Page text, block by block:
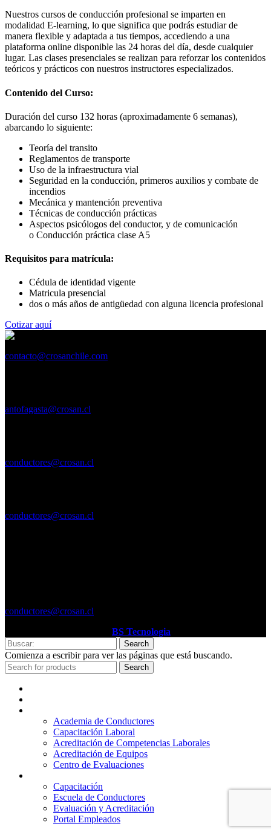
Nuestros cursos de conducción profesional se imparten en
modalidad E-learning, lo que significa que podrás estudiar de
manera flexible y adaptada a tus tiempos, accediendo a una
plataforma online disponible las 24 horas del día, desde cualquier
lugar. Las clases presenciales se realizan para reforzar los contenidos
teóricos y prácticos con nuestros instructores especializados.
Contenido del Curso:
Duración del curso 132 horas (aproximadamente 6 semanas),
abarcando lo siguiente:
Teoría del transito
Reglamentos de transporte
Uso de la infraestructura vial
Seguridad en la conducción, primeros auxilios y combate de
incendios
Mecánica y mantención preventiva
Técnicas de conducción prácticas
Aspectos psicólogos del conductor, y de comunicación
o Conducción práctica clase A5
Requisitos para matrícula:
Cédula de identidad vigente
Matricula presencial
dos o más años de antigüedad con alguna licencia profesional
Cotizar aquí
contacto@crosanchile.com
antofagasta@crosan.cl
conductores@crosan.cl
conductores@crosan.cl
conductores@crosan.cl
BS Tecnologia
Search
Comienza a escribir para ver las páginas que está buscando.
Search
Academia de Conductores
Capacitación Laboral
Acreditación de Competencias Laborales
Acreditación de Equipos
Centro de Evaluaciones
Capacitación
Escuela de Conductores
Evaluación y Acreditación
Portal Empleados